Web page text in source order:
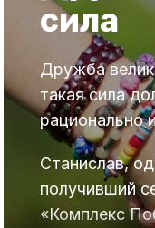
сила
Дружба
такая сила
рационально
Станислав,
получивший
«Комплекс